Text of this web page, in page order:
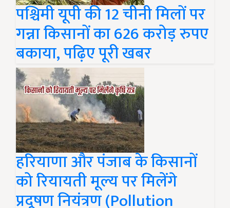
पश्चिमी यूपी की 12 चीनी मिलों पर
गन्ना किसानों का 626 करोड़ रुपए
बकाया, पढ़िए पूरी खबर
हरियाणा और पंजाब के किसानों
को रियायती मूल्य पर मिलेंगे
प्रदूषण नियंत्रण (Pollution